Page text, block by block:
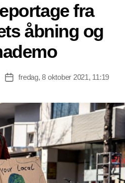
fra
åbning og
Indlægsdato
fredag, 8 oktober 2021, 11:19